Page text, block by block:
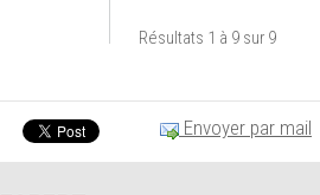
Résultats 1 à 9 sur 9
Envoyer par mail